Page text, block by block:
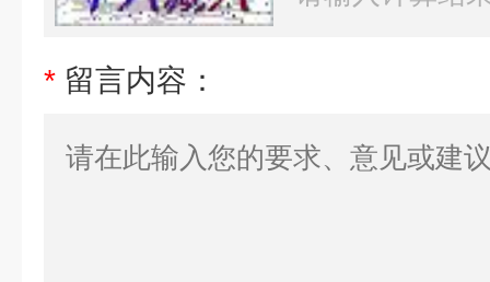
* 留言内容：